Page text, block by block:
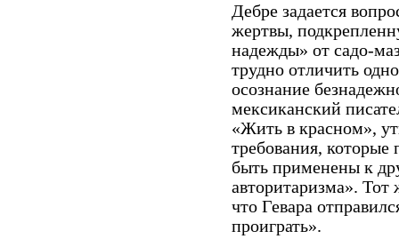
Дебре задается
жертвы,
надежды» от садо-
трудно отличить
осознание
мексиканский
«Жить в красном»,
требования, которые
быть применены к
авторитаризма».
что Гевара
проиграть».